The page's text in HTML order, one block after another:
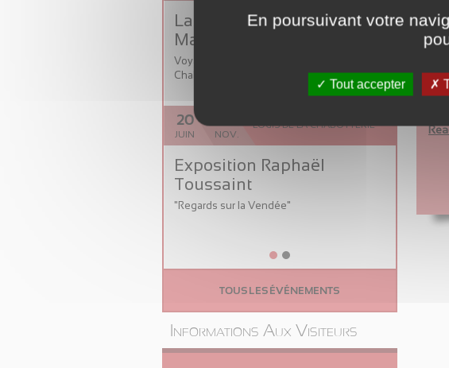
La nouvelle automobile du
Marquis
Voyager au coeur du domaine de la
Chabotterie
20
JUIN NOV.
LOGIS DE LA CHABOTTERIE
Exposition Raphaël
Toussaint
"Regards sur la Vendée"
TOUS LES ÉVÉNEMENTS
Informations Aux Visiteurs
En poursuivant votre
Tout accepter